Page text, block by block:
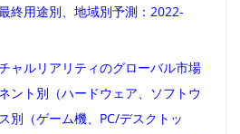
終用途別、地域別予測：2022-
ャルリアリティのグローバル市場
ント別（ハードウェア、ソフトウ
別（ゲーム機、PC/デスクトッ